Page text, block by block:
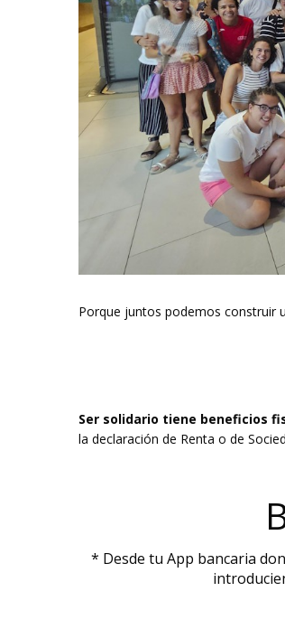
Porque juntos podemos construir
Ser solidario tiene beneficios
la declaración de Renta o de
* Desde tu App bancaria